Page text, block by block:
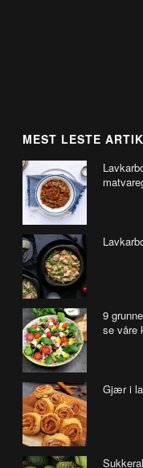
MEST LESTE
9
se våre
Gjær i